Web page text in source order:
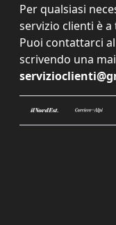
Per qualsiasi
servizio clienti è
Puoi contattarci
scrivendo una